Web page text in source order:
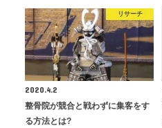
リサーチ
2020.4.2
整骨院が競合と戦わずに集客をす
る方法とは?